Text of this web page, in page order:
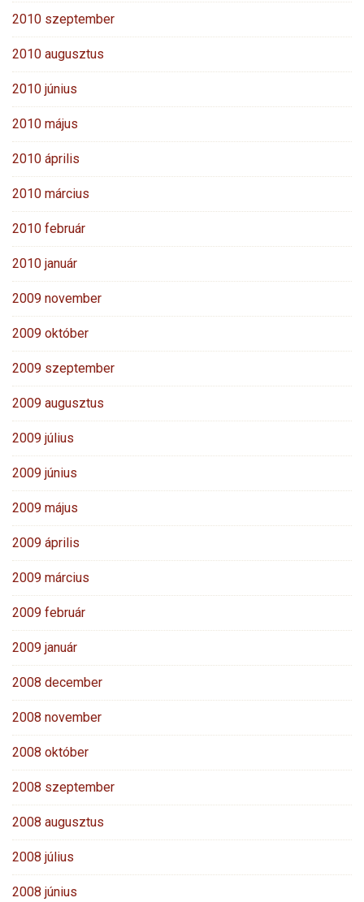
2010 szeptember
2010 augusztus
2010 június
2010 május
2010 április
2010 március
2010 február
2010 január
2009 november
2009 október
2009 szeptember
2009 augusztus
2009 július
2009 június
2009 május
2009 április
2009 március
2009 február
2009 január
2008 december
2008 november
2008 október
2008 szeptember
2008 augusztus
2008 július
2008 június